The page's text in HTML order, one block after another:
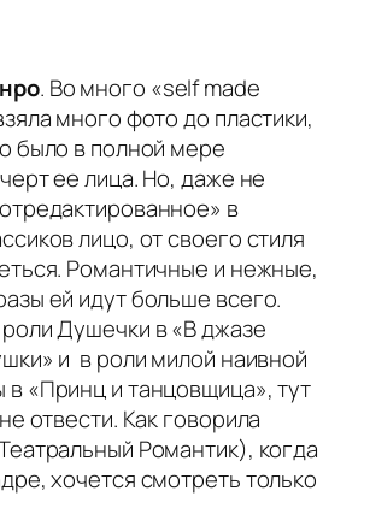
. Во много «self made
много фото до пластики,
было в полной мере
ее лица. Но, даже не
в
лицо, от своего стиля
Романтичные и нежные,
ей идут больше всего.
Душечки в «В джазе
и в роли милой наивной
«Принц и танцовщица», тут
отвести. Как говорила
Романтик), когда
хочется смотреть только